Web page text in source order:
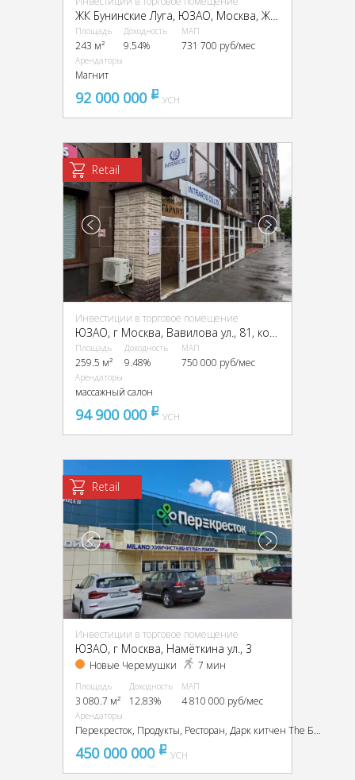
ЖК Бунинские Луга, ЮЗАО, Москва, ЖК Бунинские Луга, к3.8.1
Площадь
243 м²
Доходность
9.54%
МАП
731 700 руб/мес
Арендаторы
Магнит
92 000 000 pуб
УСН
Retail
Инвестиции в торговое помещение
Площадь
259.5 м²
Доходность
9.48%
МАП
750 000 руб/мес
Арендаторы
массажный салон
94 900 000 pуб
УСН
Retail
Инвестиции в торговое помещение
ЮЗАО, г Москва, Намёткина ул., 3
Новые Черемушки 7 мин
Площадь
3 080.7 м²
Доходность
12.83%
МАП
4 810 000 руб/мес
Арендаторы
Перекресток, Продукты, Ресторан, Дарк китчен The Бык, Альмагест
450 000 000 pуб
УСН